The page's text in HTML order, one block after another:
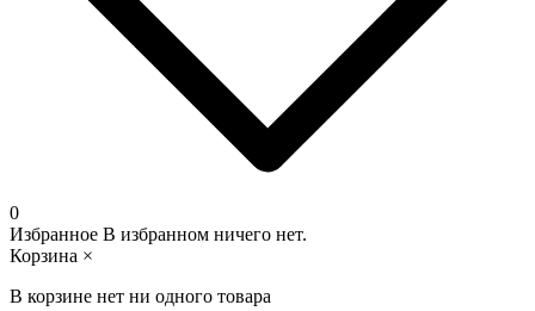
0
Избранное В избранном ничего нет.
Корзина ×
В корзине нет ни одного товара